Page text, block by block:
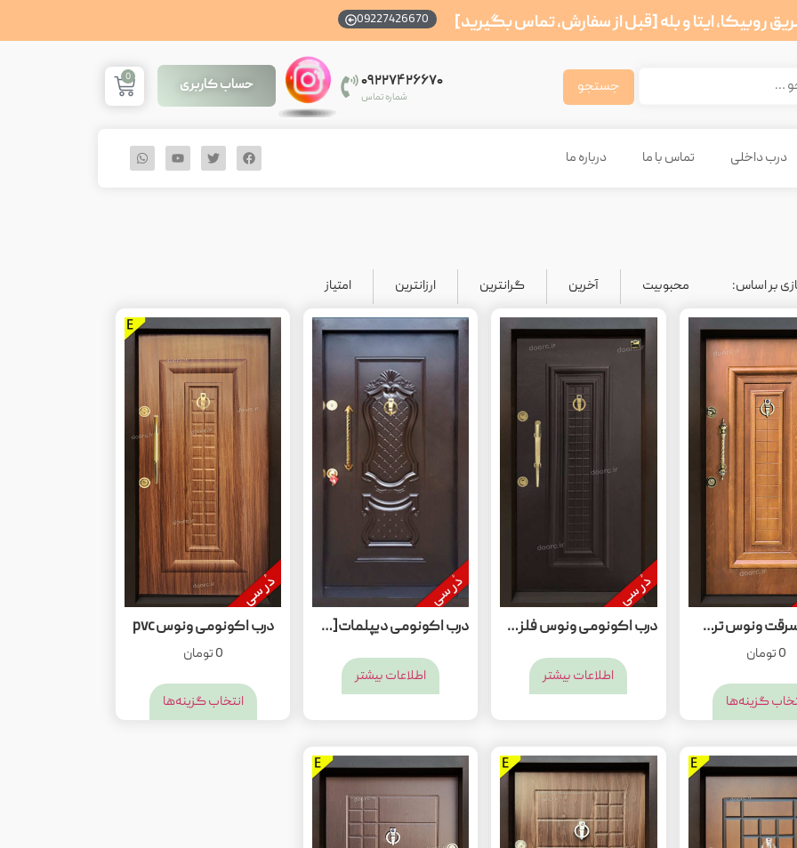
طریق روبیکا، ایتا و بله [قبل از سفارش، تماس بگیرید] 09227426670
۰۹۲۲۷۴۲۶۶۷۰
شماره تماس
حساب کاربری
0
درب داخلی تماس با ما درباره ما
بر اساس: محبوبیت آخرین گرانترین ارزانترین امتیاز
درب ضدسرقت ونوس ترک(اقتصادی)
0تومان
گزینه‌ها
درب اکونومی ونوس فلزی[ت 30]
اطلاعات بیشتر
درب اکونومی دیپلمات[ت 30]
اطلاعات بیشتر
درب اکونومی ونوس pvc
0تومان
انتخاب گزینه‌ها